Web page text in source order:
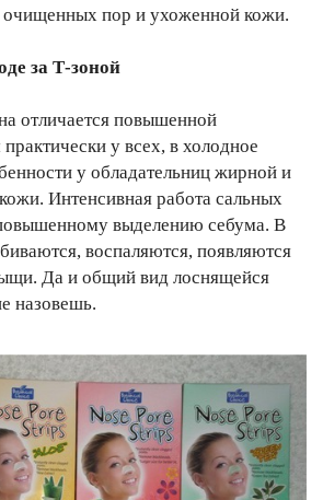
очищенных пор и ухоженной кожи.
за Т-зоной
отличается повышенной
у всех, в холодное
у обладательниц жирной и
Интенсивная работа сальных
выделению себума. В
воспаляются, появляются
Да и общий вид лоснящейся
назовешь.